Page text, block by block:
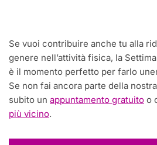
Se vuoi contribuire anche tu alla
genere nell’attività fisica, la
è il momento perfetto per farlo
Se non fai ancora parte della
subito un appuntamento gratuito o
più vicino.